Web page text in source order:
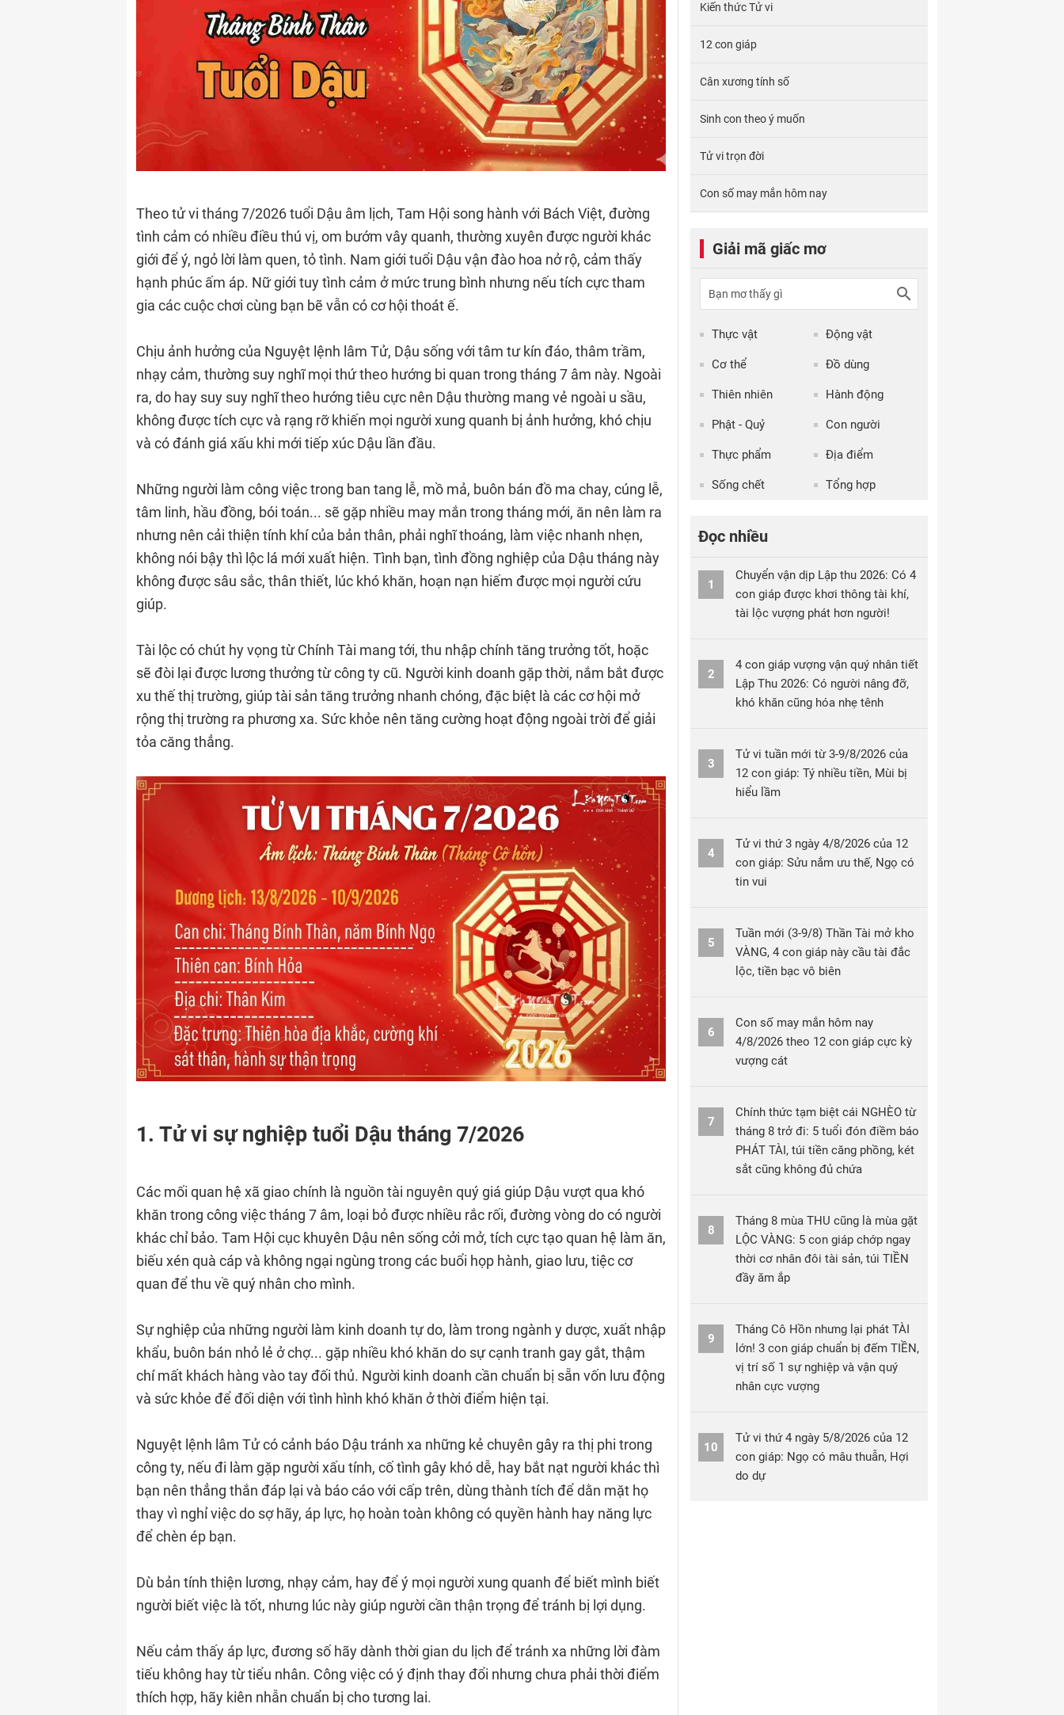
Theo tử vi tháng 7/2026 tuổi Dậu âm lịch, Tam Hội song hành với Bách Việt, đường
tình cảm có nhiều điều thú vị, om bướm vây quanh, thường xuyên được người khác
giới để ý, ngỏ lời làm quen, tỏ tình. Nam giới tuổi Dậu vận đào hoa nở rộ, cảm thấy
hạnh phúc ấm áp. Nữ giới tuy tình cảm ở mức trung bình nhưng nếu tích cực tham
gia các cuộc chơi cùng bạn bẽ vẫn có cơ hội thoát ế.
Chịu ảnh hưởng của Nguyệt lệnh lâm Tử, Dậu sống với tâm tư kín đáo, thâm trầm,
nhạy cảm, thường suy nghĩ mọi thứ theo hướng bi quan trong tháng 7 âm này. Ngoài
ra, do hay suy suy nghĩ theo hướng tiêu cực nên Dậu thường mang vẻ ngoài u sầu,
không được tích cực và rạng rỡ khiến mọi người xung quanh bị ảnh hưởng, khó chịu
và có đánh giá xấu khi mới tiếp xúc Dậu lần đầu.
Những người làm công việc trong ban tang lễ, mồ mả, buôn bán đồ ma chay, cúng lễ,
tâm linh, hầu đồng, bói toán... sẽ gặp nhiều may mắn trong tháng mới, ăn nên làm ra
nhưng nên cải thiện tính khí của bản thân, phải nghĩ thoáng, làm việc nhanh nhẹn,
không nói bậy thì lộc lá mới xuất hiện. Tình bạn, tình đồng nghiệp của Dậu tháng này
không được sâu sắc, thân thiết, lúc khó khăn, hoạn nạn hiếm được mọi người cứu
giúp.
Tài lộc có chút hy vọng từ Chính Tài mang tới, thu nhập chính tăng trưởng tốt, hoặc
sẽ đòi lại được lương thưởng từ công ty cũ. Người kinh doanh gặp thời, nắm bắt được
xu thế thị trường, giúp tài sản tăng trưởng nhanh chóng, đặc biệt là các cơ hội mở
rộng thị trường ra phương xa. Sức khỏe nên tăng cường hoạt động ngoài trời để giải
tỏa căng thẳng.
1. Tử vi sự nghiệp tuổi Dậu tháng 7/2026
Các mối quan hệ xã giao chính là nguồn tài nguyên quý giá giúp Dậu vượt qua khó
khăn trong công việc tháng 7 âm, loại bỏ được nhiều rắc rối, đường vòng do có người
khác chỉ bảo. Tam Hội cục khuyên Dậu nên sống cởi mở, tích cực tạo quan hệ làm ăn,
biếu xén quà cáp và không ngại ngùng trong các buổi họp hành, giao lưu, tiệc cơ
quan để thu về quý nhân cho mình.
Sự nghiệp của những người làm kinh doanh tự do, làm trong ngành y dược, xuất nhập
khẩu, buôn bán nhỏ lẻ ở chợ... gặp nhiều khó khăn do sự cạnh tranh gay gắt, thậm
chí mất khách hàng vào tay đối thủ. Người kinh doanh cần chuẩn bị sẵn vốn lưu động
và sức khỏe để đối diện với tình hình khó khăn ở thời điểm hiện tại.
Nguyệt lệnh lâm Tử có cảnh báo Dậu tránh xa những kẻ chuyên gây ra thị phi trong
công ty, nếu đi làm gặp người xấu tính, cố tình gây khó dễ, hay bắt nạt người khác thì
bạn nên thẳng thắn đáp lại và báo cáo với cấp trên, dùng thành tích để dằn mặt họ
thay vì nghỉ việc do sợ hãy, áp lực, họ hoàn toàn không có quyền hành hay năng lực
để chèn ép bạn.
Dù bản tính thiện lương, nhạy cảm, hay để ý mọi người xung quanh để biết mình biết
người biết việc là tốt, nhưng lúc này giúp người cần thận trọng để tránh bị lợi dụng.
Nếu cảm thấy áp lực, đương số hãy dành thời gian du lịch để tránh xa những lời đàm
tiếu không hay từ tiểu nhân. Công việc có ý định thay đổi nhưng chưa phải thời điểm
thích hợp, hãy kiên nhẫn chuẩn bị cho tương lai.
Kiến thức Tử vi
12 con giáp
Cân xương tính số
Sinh con theo ý muốn
Tử vi trọn đời
Con số may mắn hôm nay
Giải mã giấc mơ
Thực vật Động vật
Cơ thể Đồ dùng
Thiên nhiên Hành động
Phật - Quỷ Con người
Thực phẩm Địa điểm
Sống chết Tổng hợp
Đọc nhiều
1
Chuyển vận dịp Lập thu 2026: Có 4
con giáp được khơi thông tài khí,
tài lộc vượng phát hơn người!
2
4 con giáp vượng vận quý nhân tiết
Lập Thu 2026: Có người nâng đỡ,
khó khăn cũng hóa nhẹ tênh
3
Tử vi tuần mới từ 3-9/8/2026 của
12 con giáp: Tý nhiều tiền, Mùi bị
hiểu lầm
4
Tử vi thứ 3 ngày 4/8/2026 của 12
con giáp: Sửu nắm ưu thế, Ngọ có
tin vui
5
Tuần mới (3-9/8) Thần Tài mở kho
VÀNG, 4 con giáp này cầu tài đắc
lộc, tiền bạc vô biên
6
Con số may mắn hôm nay
4/8/2026 theo 12 con giáp cực kỳ
vượng cát
7
Chính thức tạm biệt cái NGHÈO từ
tháng 8 trở đi: 5 tuổi đón điềm báo
PHÁT TÀI, túi tiền căng phồng, két
sắt cũng không đủ chứa
8
Tháng 8 mùa THU cũng là mùa gặt
LỘC VÀNG: 5 con giáp chớp ngay
thời cơ nhân đôi tài sản, túi TIỀN
đầy ăm ắp
9
Tháng Cô Hồn nhưng lại phát TÀI
lớn! 3 con giáp chuẩn bị đếm TIỀN,
vị trí số 1 sự nghiệp và vận quý
nhân cực vượng
10
Tử vi thứ 4 ngày 5/8/2026 của 12
con giáp: Ngọ có mâu thuẫn, Hợi
do dự